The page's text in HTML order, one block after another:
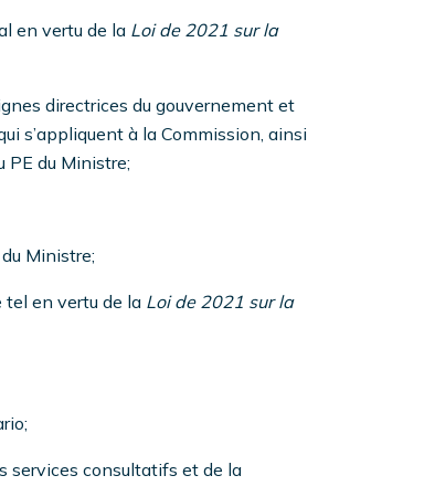
en vertu de la Loi de 2021 sur la
directrices du gouvernement et
s’appliquent à la Commission, ainsi
PE du Ministre;
Ministre;
tel en vertu de la Loi de 2021 sur la
services consultatifs et de la